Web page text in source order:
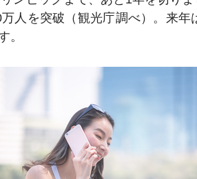
人を突破（観光庁調べ）。来
。